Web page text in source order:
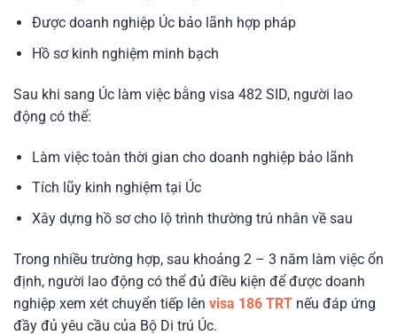
Được doanh nghiệp Úc bảo lãnh hợp pháp
Hồ sơ kinh nghiệm minh bạch
Sau khi sang Úc làm việc bằng visa 482 SID, người lao
động có thể:
Làm việc toàn thời gian cho doanh nghiệp bảo lãnh
Tích lũy kinh nghiệm tại Úc
Xây dựng hồ sơ cho lộ trình thường trú nhân về sau
Trong nhiều trường hợp, sau khoảng 2 – 3 năm làm việc ổn
định, người lao động có thể đủ điều kiện để được doanh
nghiệp xem xét chuyển tiếp lên visa 186 TRT nếu đáp ứng
đầy đủ yêu cầu của Bộ Di trú Úc.